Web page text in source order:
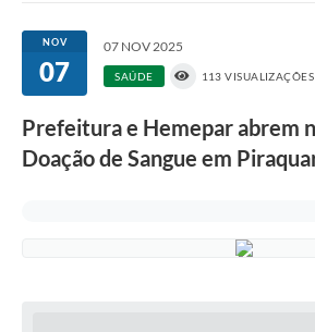
NOV
07
07 NOV 2025
SAÚDE 113 VISUALIZAÇÕES
Prefeitura e Hemepar abrem
Doação de Sangue em